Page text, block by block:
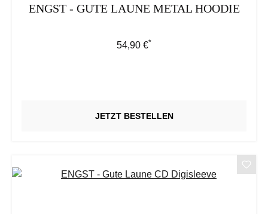
ENGST - GUTE LAUNE METAL HOODIE
Regulärer Preis:
54,90 €*
JETZT BESTELLEN